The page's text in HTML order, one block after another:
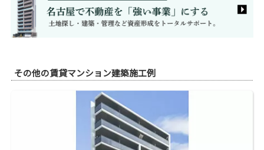
その他の賃貸マンション建築施工例